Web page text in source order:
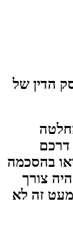
הדין של
בהסכמה
צורך
זה לא